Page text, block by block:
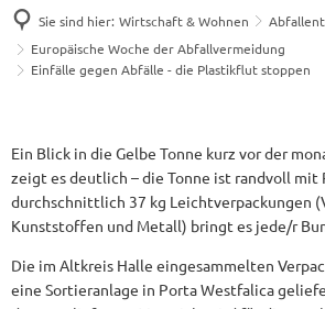
Sie sind hier: Wirtschaft & Wohnen
Europäische Woche der Abfallvermeidung
Einfälle gegen Abfälle - die Plastikflut stoppen
Ein Blick in die Gelbe Tonne kurz vor der
zeigt es deutlich – die Tonne ist randvoll mit
durchschnittlich 37 kg Leichtverpackungen
Kunststoffen und Metall) bringt es jede/r
Die im Altkreis Halle eingesammelten
eine Sortieranlage in Porta Westfalica